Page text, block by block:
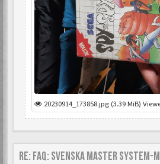
20230914_173858.jpg (3.39 MiB)
Re: FAQ: Svenska Master System-